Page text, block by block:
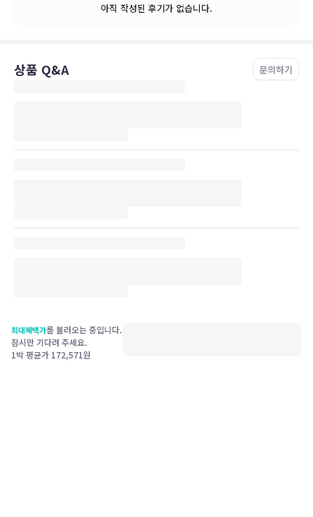
아직 작성된 후기가 없습니다.
상품 Q&A 문의하기
최대혜택가를 불러오는 중입니다.
잠시만 기다려 주세요.
1박 평균가 172,571원